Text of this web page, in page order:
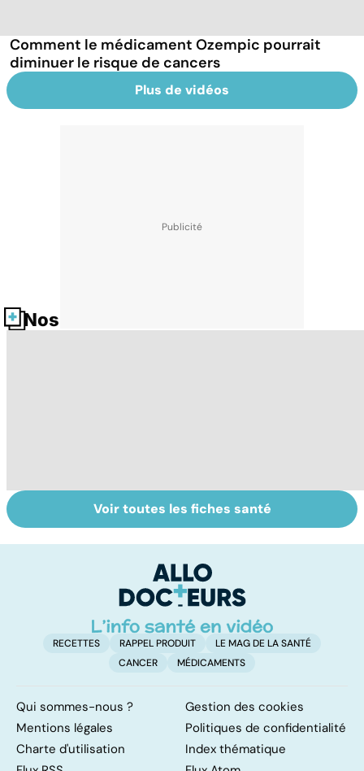
Comment le médicament Ozempic pourrait
diminuer le risque de cancers
Plus de vidéos
Nos fiches santé
Tout savoir sur le
cerveau
Staphylocoque
doré : une
surveillance
Voir toutes les fiches santé
RECETTES RAPPEL PRODUIT
LE MAG DE LA SANTÉ
CANCER
MÉDICAMENTS
Qui sommes-nous ?
Gestion des cookies
Mentions légales
Politiques de confidentialité
Charte d'utilisation
Index thématique